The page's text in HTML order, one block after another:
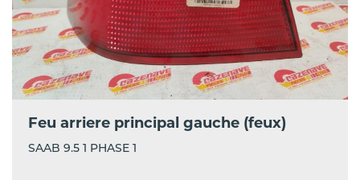
Feu arriere principal gauche (feux)
SAAB 9.5 1 PHASE 1